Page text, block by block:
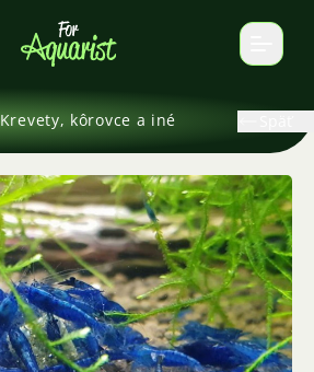
Krevety, kôrovce a iné